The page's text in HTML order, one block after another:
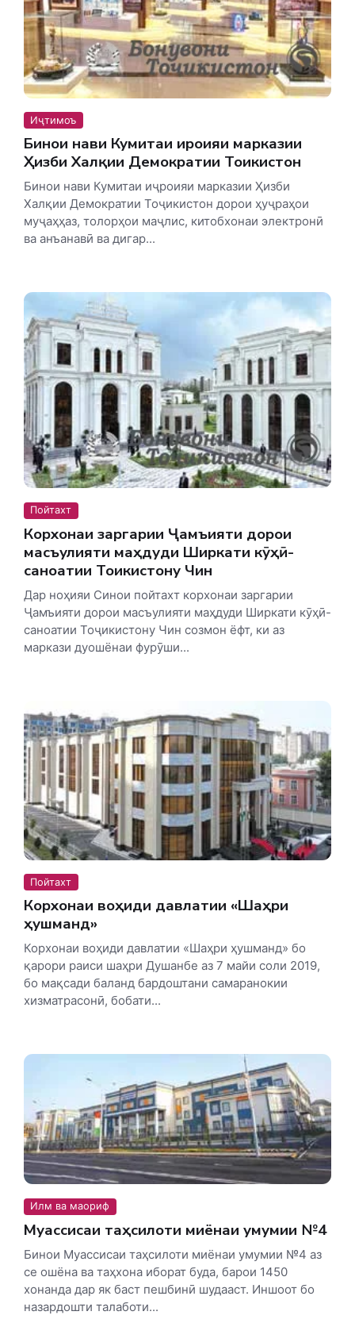
Иҷтимоъ
Бинои нави Кумитаи иҷроияи марказии
Ҳизби Халқии Демократии Тоҷикистон
Бинои нави Кумитаи иҷроияи марказии Ҳизби
Халқии Демократии Тоҷикистон дорои ҳуҷраҳои
муҷаҳҳаз, толорҳои маҷлис, китобхонаи электронӣ
ва анъанавӣ ва дигар...
Пойтахт
Корхонаи заргарии Ҷамъияти дорои
масъулияти маҳдуди Ширкати кӯҳӣ-
саноатии Тоҷикистону Чин
Дар ноҳияи Синои пойтахт корхонаи заргарии
Ҷамъияти дорои масъулияти маҳдуди Ширкати кӯҳӣ-
саноатии Тоҷикистону Чин созмон ёфт, ки аз
маркази дуошёнаи фурӯши...
Пойтахт
Корхонаи воҳиди давлатии «Шаҳри
ҳушманд»
Корхонаи воҳиди давлатии «Шаҳри ҳушманд» бо
қарори раиси шаҳри Душанбе аз 7 майи соли 2019,
бо мақсади баланд бардоштани самаранокии
хизматрасонӣ, бобати...
Илм ва маориф
Муассисаи таҳсилоти миёнаи умумии №4
Бинои Муассисаи таҳсилоти миёнаи умумии №4 аз
се ошёна ва таҳхона иборат буда, барои 1450
хонанда дар як баст пешбинӣ шудааст. Иншоот бо
назардошти талаботи...